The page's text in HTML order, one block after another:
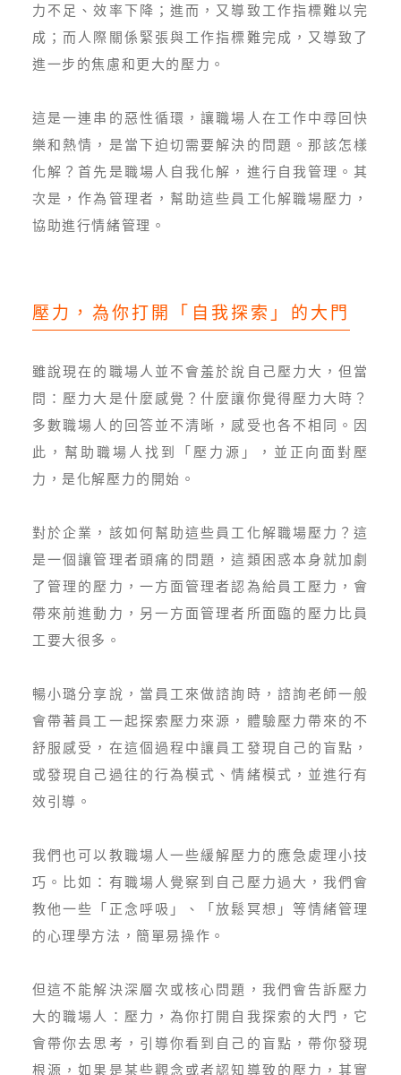
力不足、效率下降；進而，又導致工作指標難以完
成；而人際關係緊張與工作指標難完成，又導致了
進一步的焦慮和更大的壓力。
這是一連串的惡性循環，讓職場人在工作中尋回快
樂和熱情，是當下迫切需要解決的問題。那該怎樣
化解？首先是職場人自我化解，進行自我管理。其
次是，作為管理者，幫助這些員工化解職場壓力，
協助進行情緒管理。
壓力，為你打開「自我探索」的大門
雖說現在的職場人並不會羞於說自己壓力大，但當
問：壓力大是什麼感覺？什麼讓你覺得壓力大時？
多數職場人的回答並不清晰，感受也各不相同。因
此，幫助職場人找到「壓力源」，並正向面對壓
力，是化解壓力的開始。
對於企業，該如何幫助這些員工化解職場壓力？這
是一個讓管理者頭痛的問題，這類困惑本身就加劇
了管理的壓力，一方面管理者認為給員工壓力，會
帶來前進動力，另一方面管理者所面臨的壓力比員
工要大很多。
暢小璐分享說，當員工來做諮詢時，諮詢老師一般
會帶著員工一起探索壓力來源，體驗壓力帶來的不
舒服感受，在這個過程中讓員工發現自己的盲點，
或發現自己過往的行為模式、情緒模式，並進行有
效引導。
我們也可以教職場人一些緩解壓力的應急處理小技
巧。比如：有職場人覺察到自己壓力過大，我們會
教他一些「正念呼吸」、「放鬆冥想」等情緒管理
的心理學方法，簡單易操作。
但這不能解決深層次或核心問題，我們會告訴壓力
大的職場人：壓力，為你打開自我探索的大門，它
會帶你去思考，引導你看到自己的盲點，帶你發現
根源，如果是某些觀念或者認知導致的壓力，其實